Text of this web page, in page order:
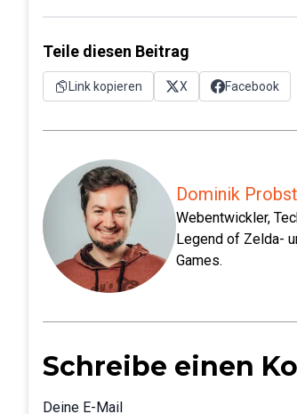
Teile diesen Beitrag
Link kopieren X Facebook
Dominik Probst
Webentwickler,
Legend of Zelda-
Games.
Schreibe einen
Deine E-Mail